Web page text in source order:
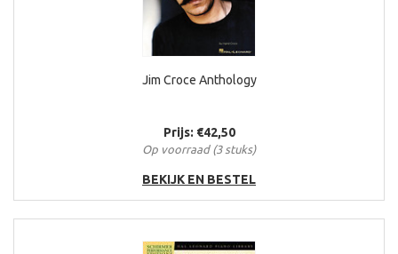
Jim Croce Anthology
Prijs: €42,50
Op voorraad (3 stuks)
BEKIJK EN BESTEL